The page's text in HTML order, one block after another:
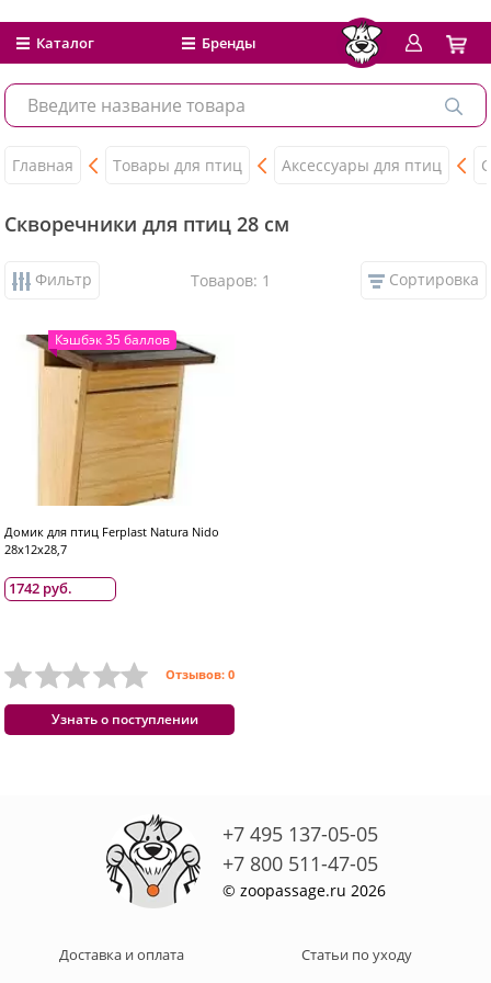
Каталог Бренды
Главная Товары для птиц Аксессуары для птиц
Скворечники для птиц 28 см
Фильтр Товаров: 1 Сортировка
Кэшбэк 35 баллов
Домик для птиц Ferplast Natura Nido
28x12x28,7
1742 руб.
Отзывов: 0
Узнать о поступлении
+7 495 137-05-05
+7 800 511-47-05
© zoopassage.ru 2026
Доставка и оплата
Статьи по уходу